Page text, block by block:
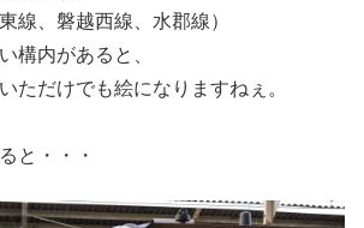
線、磐越西線、水郡線）
構内があると、
ただけでも絵になりますねぇ。
と・・・